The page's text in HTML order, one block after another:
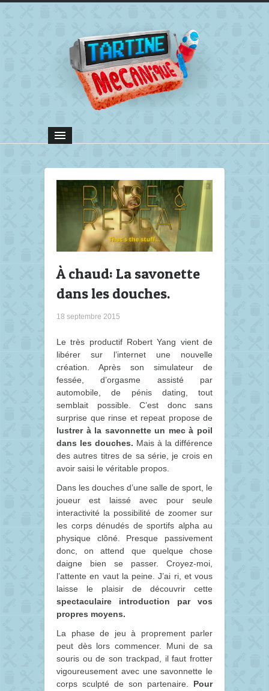
À chaud: La savonette
dans les douches.
18 septembre 2015
Le très productif Robert Yang vient de
libérer sur l’internet une nouvelle
création. Après son simulateur de
fessée, d’orgasme assisté par
automobile, de pénis dating, tout
semblait possible. C’est donc sans
surprise que rinse et repeat propose de
lustrer à la savonnette un mec à poil
dans les douches. Mais à la différence
des autres titres de sa série, je crois en
avoir saisi le véritable propos.
Dans les douches d’une salle de sport, le
joueur est laissé avec pour seule
interactivité la possibilité de zoomer sur
les corps dénudés de sportifs alpha au
physique clôné. Presque passivement
donc, on attend que quelque chose
daigne bien se passer. Croyez-moi,
l’attente en vaut la peine. J’ai ri, et vous
laisse le plaisir de découvrir cette
spectaculaire introduction par vos
propres moyens.
La phase de jeu à proprement parler
peut dès lors commencer. Muni de sa
souris ou de son trackpad, il faut frotter
vigoureusement avec une savonnette le
corps sculpté de son partenaire. Pour